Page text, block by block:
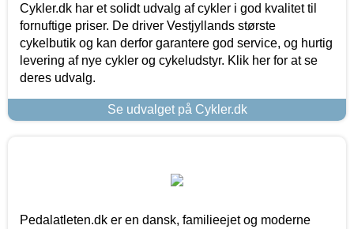
Cykler.dk har et solidt udvalg af cykler i god kvalitet til
fornuftige priser. De driver Vestjyllands største
cykelbutik og kan derfor garantere god service, og hurtig
levering af nye cykler og cykeludstyr. Klik her for at se
deres udvalg.
Se udvalget på Cykler.dk
Pedalatleten.dk er en dansk, familieejet og moderne